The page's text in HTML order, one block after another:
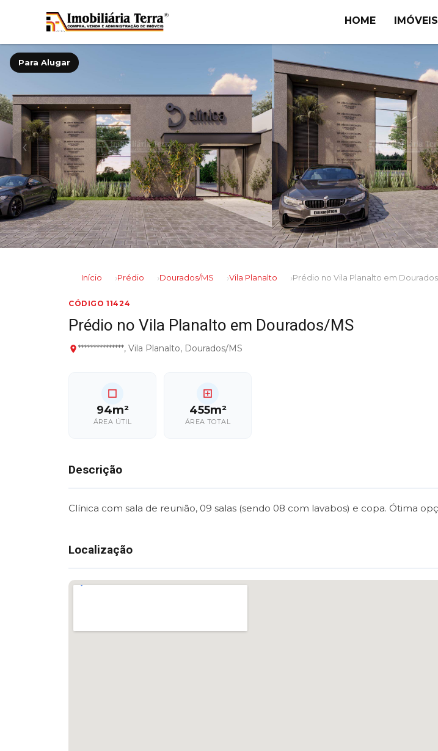
HOME IMÓVEIS
Para Alugar
‹
Início Prédio Dourados/MS Vila Planalto
CÓDIGO 11424
Prédio no Vila Planalto em Dourados/MS
***************, Vila Planalto, Dourados/MS
94m²
ÁREA ÚTIL
455m²
ÁREA TOTAL
Descrição
Clínica com sala de reunião, 09 salas (sendo 08 com lavabos) e copa. Ótima
Localização